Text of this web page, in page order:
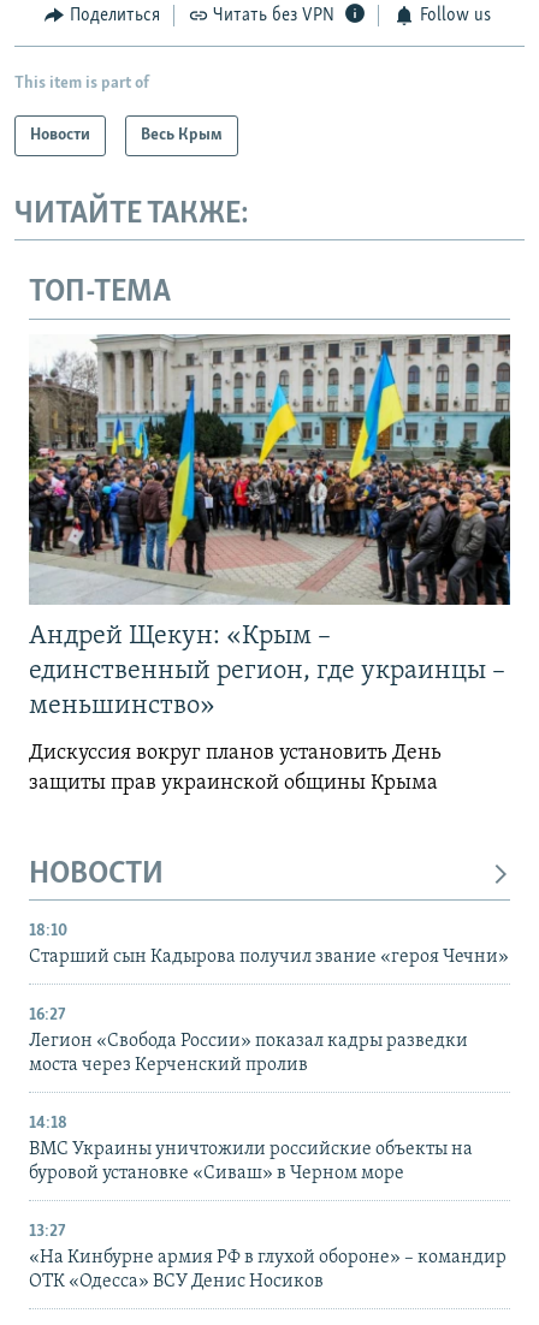
Поделиться Читать без VPN Follow us
This item is part of
Новости Весь Крым
ЧИТАЙТЕ ТАКЖЕ:
ТОП-ТЕМА
Андрей Щекун: «Крым –
единственный регион, где украинцы –
меньшинство»
Дискуссия вокруг планов установить День
защиты прав украинской общины Крыма
НОВОСТИ
18:10
Старший сын Кадырова получил звание «героя Чечни»
16:27
Легион «Свобода России» показал кадры разведки
моста через Керченский пролив
14:18
ВМС Украины уничтожили российские объекты на
буровой установке «Сиваш» в Черном море
13:27
«На Кинбурне армия РФ в глухой обороне» – командир
ОТК «Одесса» ВСУ Денис Носиков